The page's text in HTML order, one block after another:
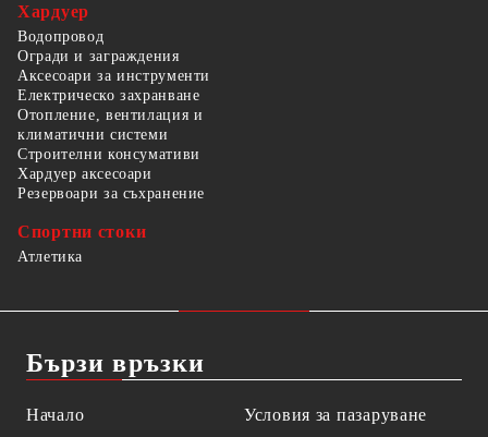
Хардуер
Водопровод
Огради и заграждения
Аксесоари за инструменти
Електрическо захранване
Отопление, вентилация и
климатични системи
Строителни консумативи
Хардуер аксесоари
Резервоари за съхранение
Спортни стоки
Атлетика
Бързи връзки
Начало
Условия за пазаруване